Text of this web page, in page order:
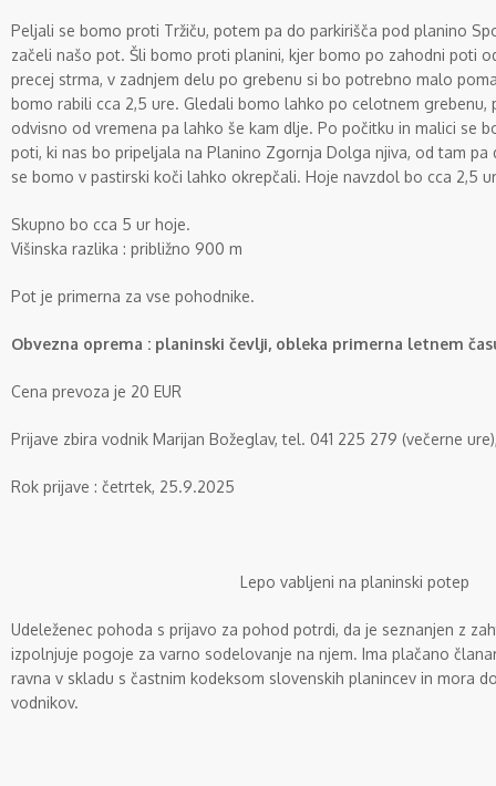
Peljali se bomo proti Tržiču, potem pa do parkirišča pod planino
začeli našo pot. Šli bomo proti planini, kjer bomo po zahodni poti
precej strma, v zadnjem delu po grebenu si bo potrebno malo
bomo rabili cca 2,5 ure. Gledali bomo lahko po celotnem grebenu,
odvisno od vremena pa lahko še kam dlje. Po počitku in malici se
poti, ki nas bo pripeljala na Planino Zgornja Dolga njiva, od tam pa
se bomo v pastirski koči lahko okrepčali. Hoje navzdol bo cca 2,5
Skupno bo cca 5 ur hoje.
Višinska razlika : približno 900 m
Pot je primerna za vse pohodnike.
Obvezna oprema : planinski čevlji, obleka primerna letnem
Cena prevoza je 20 EUR
Prijave zbira vodnik Marijan Božeglav, tel. 041 225 279 (večerne
Rok prijave : četrtek, 25.9.2025
Lepo vabljeni na planinski potep
Udeleženec pohoda s prijavo za pohod potrdi, da je seznanjen z
izpolnjuje pogoje za varno sodelovanje na njem. Ima plačano
ravna v skladu s častnim kodeksom slovenskih planincev in mora
vodnikov.